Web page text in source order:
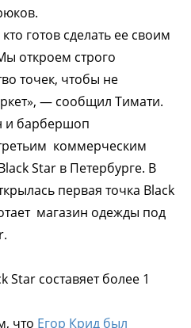
готов сделать ее своим
откроем строго
точек, чтобы не
— сообщил Тимати.
и барбершоп
коммерческим
Star в Петербурге. В
первая точка Black
магазин одежды под
Star составяет более 1
что Егор Крид был